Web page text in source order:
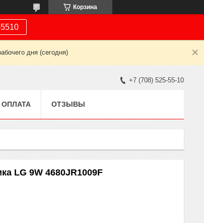
Корзина
дня (сегодня)
+7 (708) 525-55-10
ОТЗЫВЫ
LG 9W 4680JR1009F